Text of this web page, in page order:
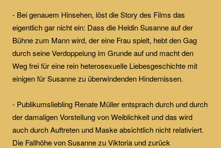
- Bei genauem Hinsehen, löst die Story des Films das
eigentlich gar nicht ein: Dass die Heldin Susanne auf der
Bühne zum Mann wird, der eine Frau spielt, hebt den Gag
durch seine Verdoppelung im Grunde auf und macht den
Weg frei für eine rein heterosexuelle Liebesgeschichte mit
einigen für Susanne zu überwindenden Hindernissen.
- Publikumsliebling Renate Müller entsprach durch und durch
der damaligen Vorstellung von Weiblichkeit und das wird
auch durch Auftreten und Maske absichtlich nicht relativiert.
Die Fallhöhe von Susanne zu Viktoria und zurück